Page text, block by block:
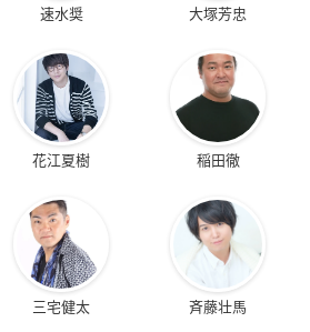
速水奨 大塚芳忠
花江夏樹 稲田徹
三宅健太 斉藤壮馬